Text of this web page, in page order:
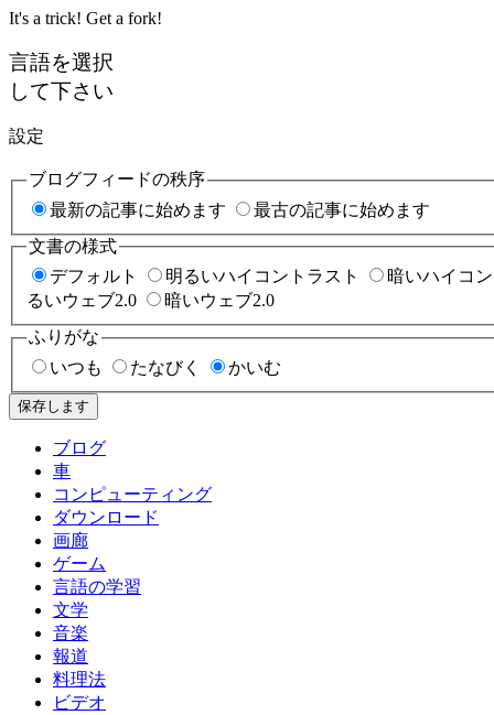
It's a trick! Get a fork!
言語を選択
して下さい
設定
ブログフィードの秩序
最新の記事に始めます
最古の記事に始めます
文書の様式
デフォルト
明るいハイコントラスト
暗いハイコ
るいウェブ2.0
暗いウェブ2.0
ふりがな
いつも
たなびく かいむ
保存します
ブログ
車
コンピューティング
ダウンロード
画廊
ゲーム
言語の学習
文学
音楽
報道
料理法
ビデオ